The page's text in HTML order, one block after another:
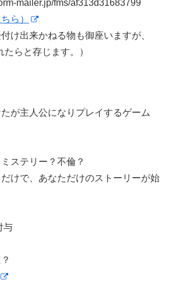
mailer.jp/fms/af313d31683799
ら）
け出来かねる物も御座いますが、
らと存じます。）
が主人公になりプレイするゲーム
ステリー？不倫？
けで、あなただけのストーリーが始
与